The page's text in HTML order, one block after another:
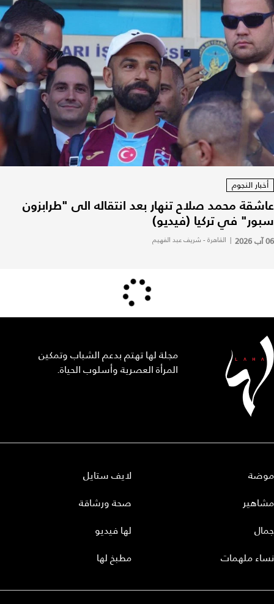
أخبار النجوم
عاشقة محمد صلاح تنهار بعد انتقاله الى "طرابزون
سبور" في تركيا (فيديو)
06 آب 2026 | القاهرة - شريف عبد الفهيم
مجلة لها تهتم بدعم الشباب وتمكين
المرأة العصرية وأسلوب الحياة.
موضة
مشاهير
جمال
نساء ملهمات
لايف ستايل
صحة ورشاقة
لها فيديو
مطبخ لها